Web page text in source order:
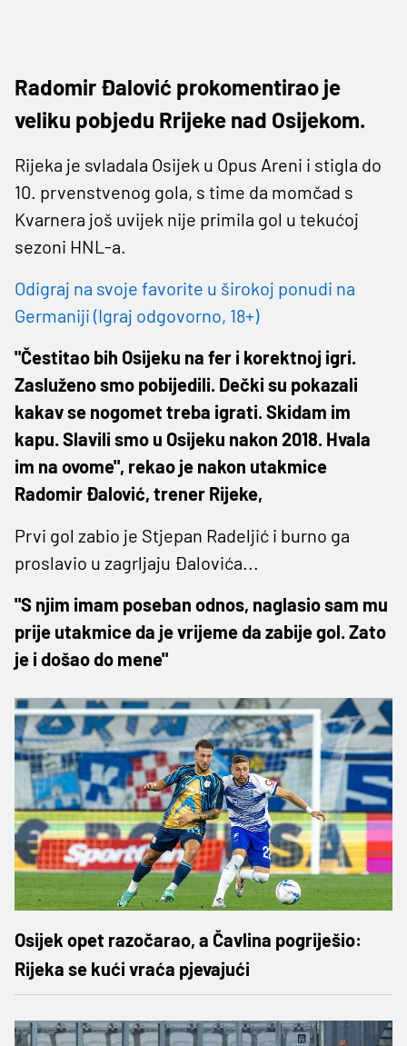
Radomir Đalović prokomentirao je
veliku pobjedu Rrijeke nad Osijekom.
Rijeka je svladala Osijek u Opus Areni i stigla do
10. prvenstvenog gola, s time da momčad s
Kvarnera još uvijek nije primila gol u tekućoj
sezoni HNL-a.
Odigraj na svoje favorite u širokoj ponudi na
Germaniji (Igraj odgovorno, 18+)
"Čestitao bih Osijeku na fer i korektnoj igri.
Zasluženo smo pobijedili. Dečki su pokazali
kakav se nogomet treba igrati. Skidam im
kapu. Slavili smo u Osijeku nakon 2018. Hvala
im na ovome", rekao je nakon utakmice
Radomir Đalović, trener Rijeke,
Prvi gol zabio je Stjepan Radeljić i burno ga
proslavio u zagrljaju Đalovića...
"S njim imam poseban odnos, naglasio sam mu
prije utakmice da je vrijeme da zabije gol. Zato
je i došao do mene"
Osijek opet razočarao, a Čavlina pogriješio:
Rijeka se kući vraća pjevajući